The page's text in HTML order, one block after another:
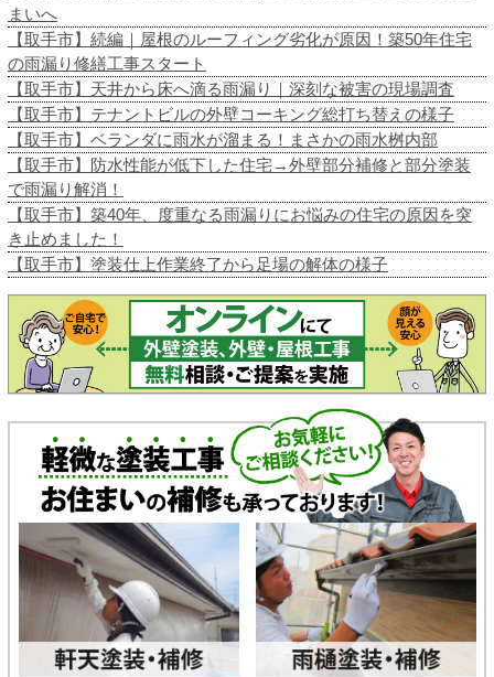
まいへ
【取手市】続編｜屋根のルーフィング劣化が原因！築50年住宅
の雨漏り修繕工事スタート
【取手市】天井から床へ滴る雨漏り｜深刻な被害の現場調査
【取手市】テナントビルの外壁コーキング総打ち替えの様子
【取手市】ベランダに雨水が溜まる！まさかの雨水桝内部
【取手市】防水性能が低下した住宅→外壁部分補修と部分塗装
で雨漏り解消！
【取手市】築40年、度重なる雨漏りにお悩みの住宅の原因を突
き止めました！
【取手市】塗装仕上作業終了から足場の解体の様子